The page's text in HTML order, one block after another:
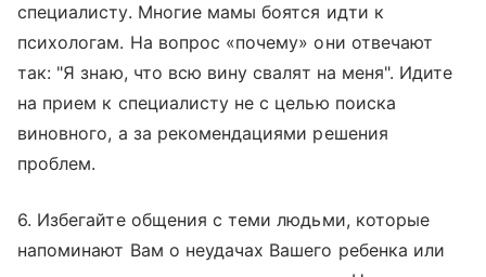
специалисту. Многие мамы боятся идти к
психологам. На вопрос «почему» они отвечают
так: "Я знаю, что всю вину свалят на меня". Идите
на прием к специалисту не с целью поиска
виновного, а за рекомендациями решения
проблем.
6. Избегайте общения с теми людьми, которые
напоминают Вам о неудачах Вашего ребенка или